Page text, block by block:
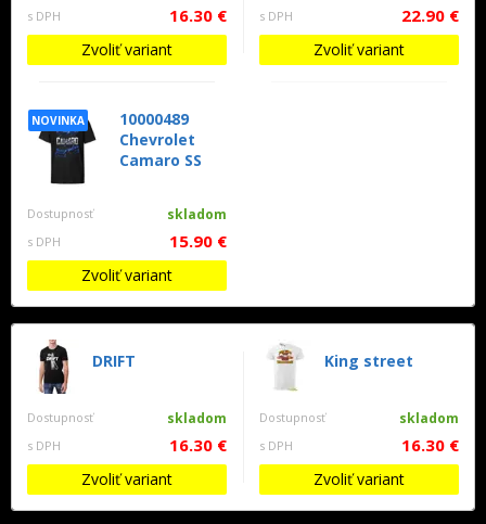
s DPH 16.30 €
Zvoliť variant
s DPH 22.90 €
Zvoliť variant
NOVINKA
10000489
Chevrolet
Camaro SS
Dostupnosť skladom
s DPH 15.90 €
Zvoliť variant
DRIFT
Dostupnosť skladom
s DPH 16.30 €
Zvoliť variant
King street
Dostupnosť skladom
s DPH 16.30 €
Zvoliť variant